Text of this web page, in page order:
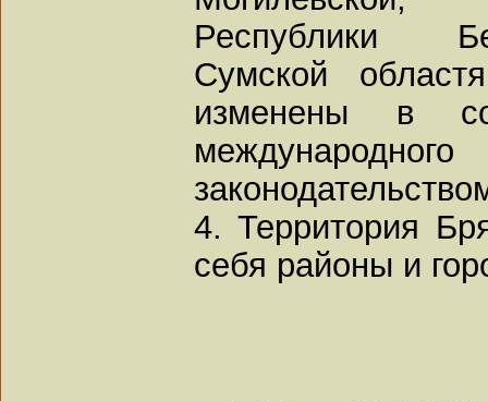
Республики
Сумской
изменены в
4. Территория
себя районы и